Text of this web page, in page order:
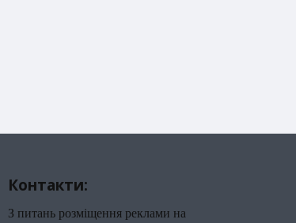
Контакти:
З питань розміщення реклами на